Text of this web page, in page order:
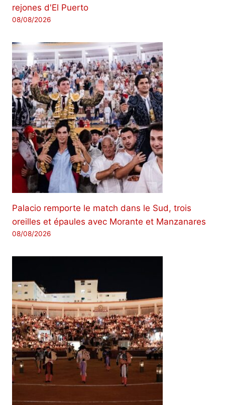
rejones d'El Puerto
08/08/2026
Palacio remporte le match dans le Sud, trois
oreilles et épaules avec Morante et Manzanares
08/08/2026